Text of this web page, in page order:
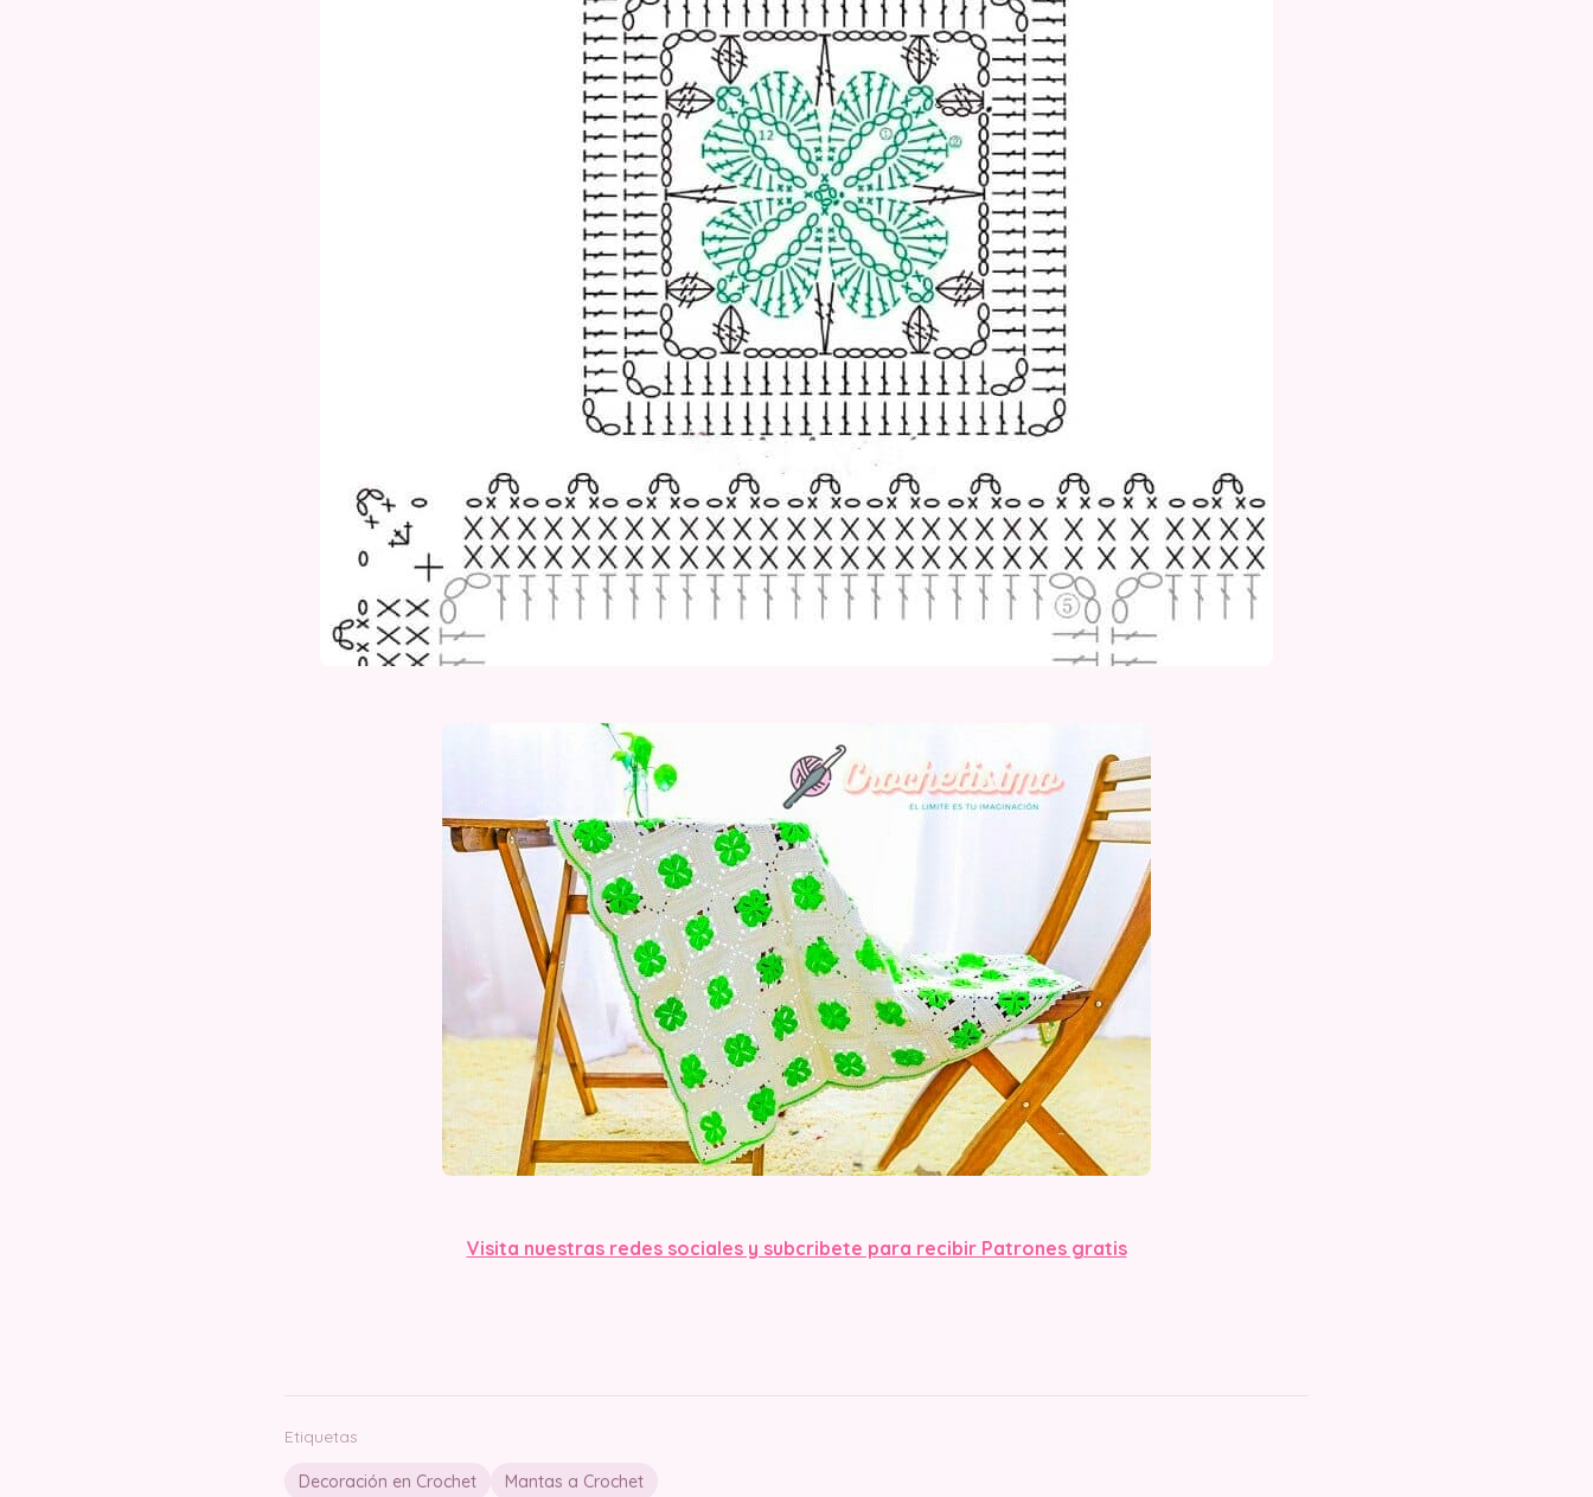
Visita nuestras redes sociales y subcribete para recibir Patrones gratis
Etiquetas
Decoración en Crochet Mantas a Crochet